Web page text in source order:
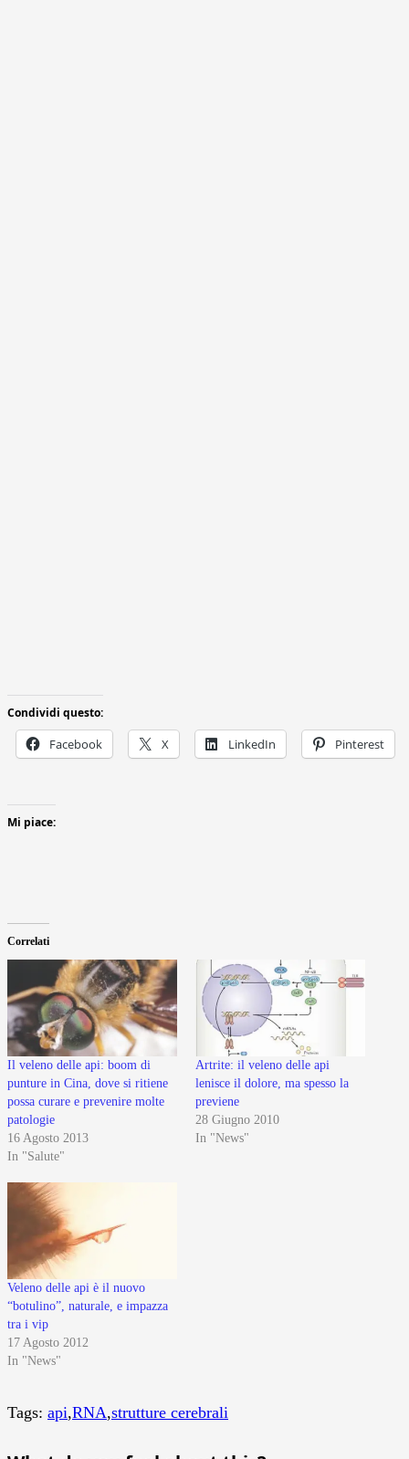
Condividi questo:
Facebook X LinkedIn Pinterest
Mi piace:
Correlati
Il veleno delle api: boom di
punture in Cina, dove si ritiene
possa curare e prevenire molte
patologie
16 Agosto 2013
In "Salute"
Artrite: il veleno delle api
lenisce il dolore, ma spesso la
previene
28 Giugno 2010
In "News"
Veleno delle api è il nuovo
“botulino”, naturale, e impazza
tra i vip
17 Agosto 2012
In "News"
Tags: api,RNA,strutture cerebrali